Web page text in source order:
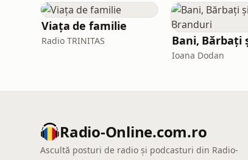
Viața de familie
Radio TRINITAS
Ioana Dodan
Radio-Online.com.ro
Ascultă posturi de radio și podcasturi din Radio-